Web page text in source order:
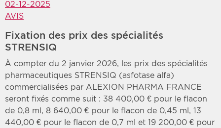
02-12-2025
AVIS
Fixation des prix des spécialités
STRENSIQ
À compter du 2 janvier 2026, les prix des spécialités
pharmaceutiques STRENSIQ (asfotase alfa)
commercialisées par ALEXION PHARMA FRANCE
seront fixés comme suit : 38 400,00 € pour le flacon
de 0,8 ml, 8 640,00 € pour le flacon de 0,45 ml, 13
440,00 € pour le flacon de 0,7 ml et 19 200,00 € pour